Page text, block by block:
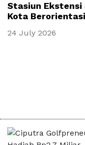
Stasiun Ekstensi
Kota
24 July 2026